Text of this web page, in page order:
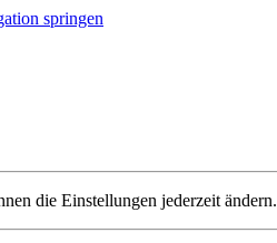
springen
die Einstellungen jederzeit ändern.